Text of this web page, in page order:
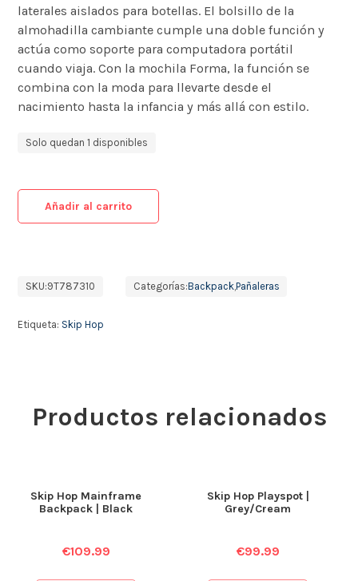
laterales aislados para botellas. El bolsillo de la
almohadilla cambiante cumple una doble función y
actúa como soporte para computadora portátil
cuando viaja. Con la mochila Forma, la función se
combina con la moda para llevarte desde el
nacimiento hasta la infancia y más allá con estilo.
Solo quedan 1 disponibles
Añadir al carrito
SKU:9T787310 Categorías:Backpack,Pañaleras
Etiqueta: Skip Hop
Productos relacionados
Skip Hop Mainframe
Backpack | Black
€109.99
Skip Hop Playspot |
Grey/Cream
€99.99